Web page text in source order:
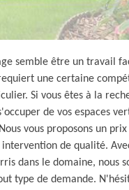
semble être un travail
une certaine
Si vous êtes à la
de vos espaces
vous proposons un
de qualité.
dans le domaine, nous
type de demande.